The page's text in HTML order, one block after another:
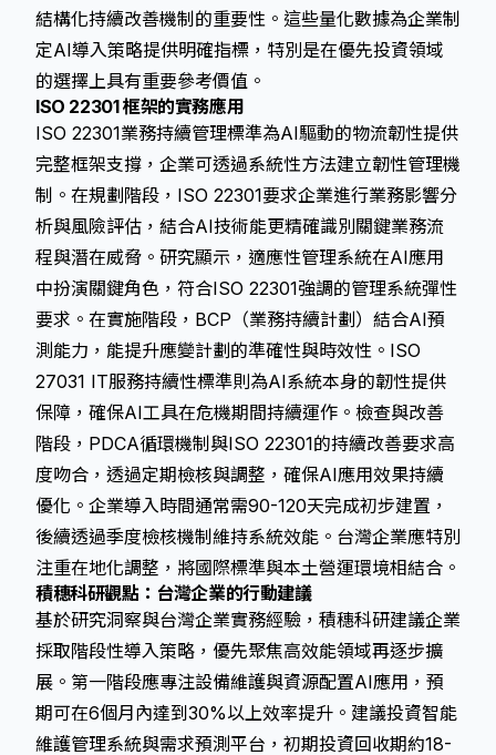
結構化持續改善機制的重要性。這些量化數據為企業制
定AI導入策略提供明確指標，特別是在優先投資領域
的選擇上具有重要參考價值。
ISO 22301 框架的實務應用
ISO 22301業務持續管理標準為AI驅動的物流韌性提供
完整框架支撐，企業可透過系統性方法建立韌性管理機
制。在規劃階段，ISO 22301要求企業進行業務影響分
析與風險評估，結合AI技術能更精確識別關鍵業務流
程與潛在威脅。研究顯示，適應性管理系統在AI應用
中扮演關鍵角色，符合ISO 22301強調的管理系統彈性
要求。在實施階段，BCP（業務持續計劃）結合AI預
測能力，能提升應變計劃的準確性與時效性。ISO
27031 IT服務持續性標準則為AI系統本身的韌性提供
保障，確保AI工具在危機期間持續運作。檢查與改善
階段，PDCA循環機制與ISO 22301的持續改善要求高
度吻合，透過定期檢核與調整，確保AI應用效果持續
優化。企業導入時間通常需90-120天完成初步建置，
後續透過季度檢核機制維持系統效能。台灣企業應特別
注重在地化調整，將國際標準與本土營運環境相結合。
積穗科研觀點：台灣企業的行動建議
基於研究洞察與台灣企業實務經驗，積穗科研建議企業
採取階段性導入策略，優先聚焦高效能領域再逐步擴
展。第一階段應專注設備維護與資源配置AI應用，預
期可在6個月內達到30%以上效率提升。建議投資智能
維護管理系統與需求預測平台，初期投資回收期約18-